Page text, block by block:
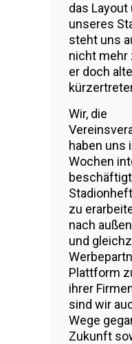
das Layout
unseres
steht uns
nicht mehr
er doch
Wir, die
haben uns
Wochen
zu
nach
und
Plattform
ihrer
sind wir
Wege
Zukunft